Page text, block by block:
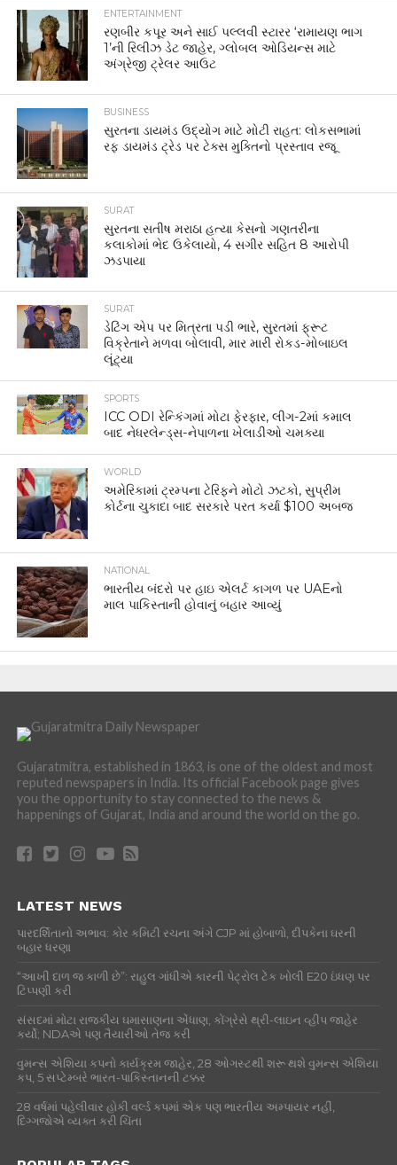
ENTERTAINMENT
રણબીર કપૂર અને સાઈ પલ્લવી સ્ટારર ‘રામાયણ ભાગ
1’ની રિલીઝ ડેટ જાહેર, ગ્લોબલ ઓડિયન્સ માટે
અંગ્રેજી ટ્રેલર આઉટ
BUSINESS
સુરતના ડાયમંડ ઉદ્યોગ માટે મોટી રાહત: લોકસભામાં
રફ ડાયમંડ ટ્રેડ પર ટેક્સ મુક્તિનો પ્રસ્તાવ રજૂ
SURAT
સુરતના સતીષ મરાઠા હત્યા કેસનો ગણતરીના
કલાકોમાં ભેદ ઉકેલાયો, 4 સગીર સહિત 8 આરોપી
ઝડપાયા
SURAT
ડેટિંગ એપ પર મિત્રતા પડી ભારે, સુરતમાં ફ્રૂટ
વિક્રેતાને મળવા બોલાવી, માર મારી રોકડ-મોબાઇલ
લૂંટ્યા
SPORTS
ICC ODI રેન્કિંગમાં મોટા ફેરફાર, લીગ-2માં કમાલ
બાદ નેધરલેન્ડ્સ-નેપાળના ખેલાડીઓ ચમક્યા
WORLD
અમેરિકામાં ટ્રમ્પના ટેરિફને મોટો ઝટકો, સુપ્રીમ
કોર્ટના ચુકાદા બાદ સરકારે પરત કર્યા $100 અબજ
NATIONAL
ભારતીય બંદરો પર હાઇ એલર્ટ કાગળ પર UAEનો
માલ પાકિસ્તાની હોવાનું બહાર આવ્યું
Gujaratmitra, established in 1863, is one of the oldest and most
reputed newspapers in India. Its official Facebook page gives
you the opportunity to stay connected to the news &
happenings of Gujarat, India and around the world on the go.
LATEST NEWS
પારદર્શિતાનો અભાવ: કોર કમિટી રચના અંગે CJP માં હોબાળો, દીપકેના ઘરની
બહાર ધરણા
“આખી દાળ જ કાળી છે”: રાહુલ ગાંધીએ કારની પેટ્રોલ ટેંક ખોલી E20 ઇંધણ પર
ટિપ્પણી કરી
સંસદમાં મોટા રાજકીય ઘમાસાણના એંધાણ, કોંગ્રેસે થ્રી-લાઇન વ્હીપ જાહેર
કર્યો; NDAએ પણ તૈયારીઓ તેજ કરી
વુમન્સ એશિયા કપનો કાર્યક્રમ જાહેર, 28 ઓગસ્ટથી શરૂ થશે વુમન્સ એશિયા
કપ, 5 સપ્ટેમ્બરે ભારત-પાકિસ્તાનની ટક્કર
28 વર્ષમાં પહેલીવાર હોકી વર્લ્ડ કપમાં એક પણ ભારતીય અમ્પાયર નહીં,
દિગ્ગજોએ વ્યક્ત કરી ચિંતા